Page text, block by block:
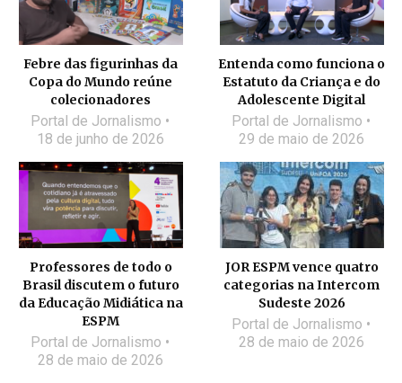
Febre das figurinhas da
Copa do Mundo reúne
colecionadores
Portal de Jornalismo
18 de junho de 2026
Entenda como funciona o
Estatuto da Criança e do
Adolescente Digital
Portal de Jornalismo
29 de maio de 2026
Professores de todo o
Brasil discutem o futuro
da Educação Midiática na
ESPM
Portal de Jornalismo
28 de maio de 2026
JOR ESPM vence quatro
categorias na Intercom
Sudeste 2026
Portal de Jornalismo
28 de maio de 2026